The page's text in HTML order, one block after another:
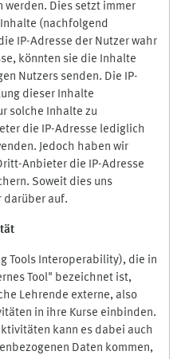
werden. Dies setzt immer
(nachfolgend
IP-Adresse der Nutzer wahr
könnten sie die Inhalte
Nutzers senden. Die IP-
dieser Inhalte
solche Inhalte zu
die IP-Adresse lediglich
Jedoch haben wir
Anbieter die IP-Adresse
Soweit dies uns
darüber auf.
Tools Interoperability), die in
Tool" bezeichnet ist,
Lehrende externe, also
in ihre Kurse einbinden.
kann es dabei auch
Daten kommen,